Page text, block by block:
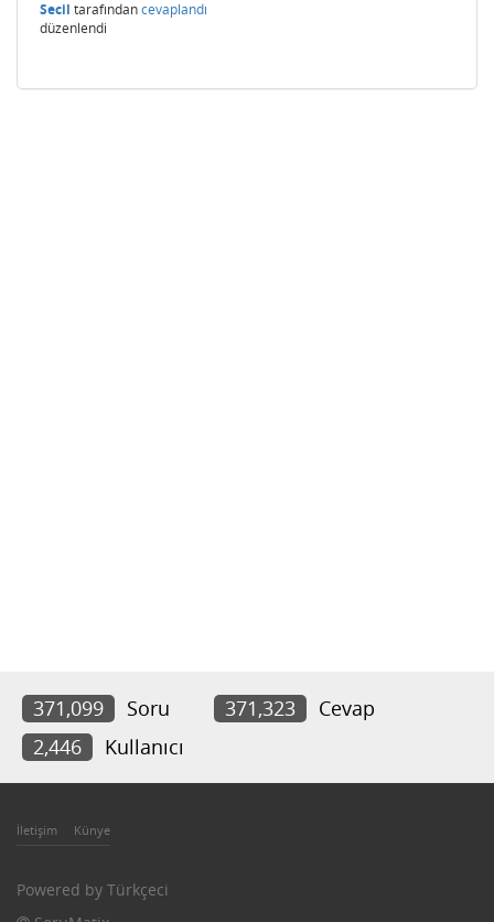
Secil tarafındancevaplandı
düzenlendi
371,099 Soru 371,323
Cevap
2,446
Kullanıcı
İletişim Künye
Powered by Türkçeci